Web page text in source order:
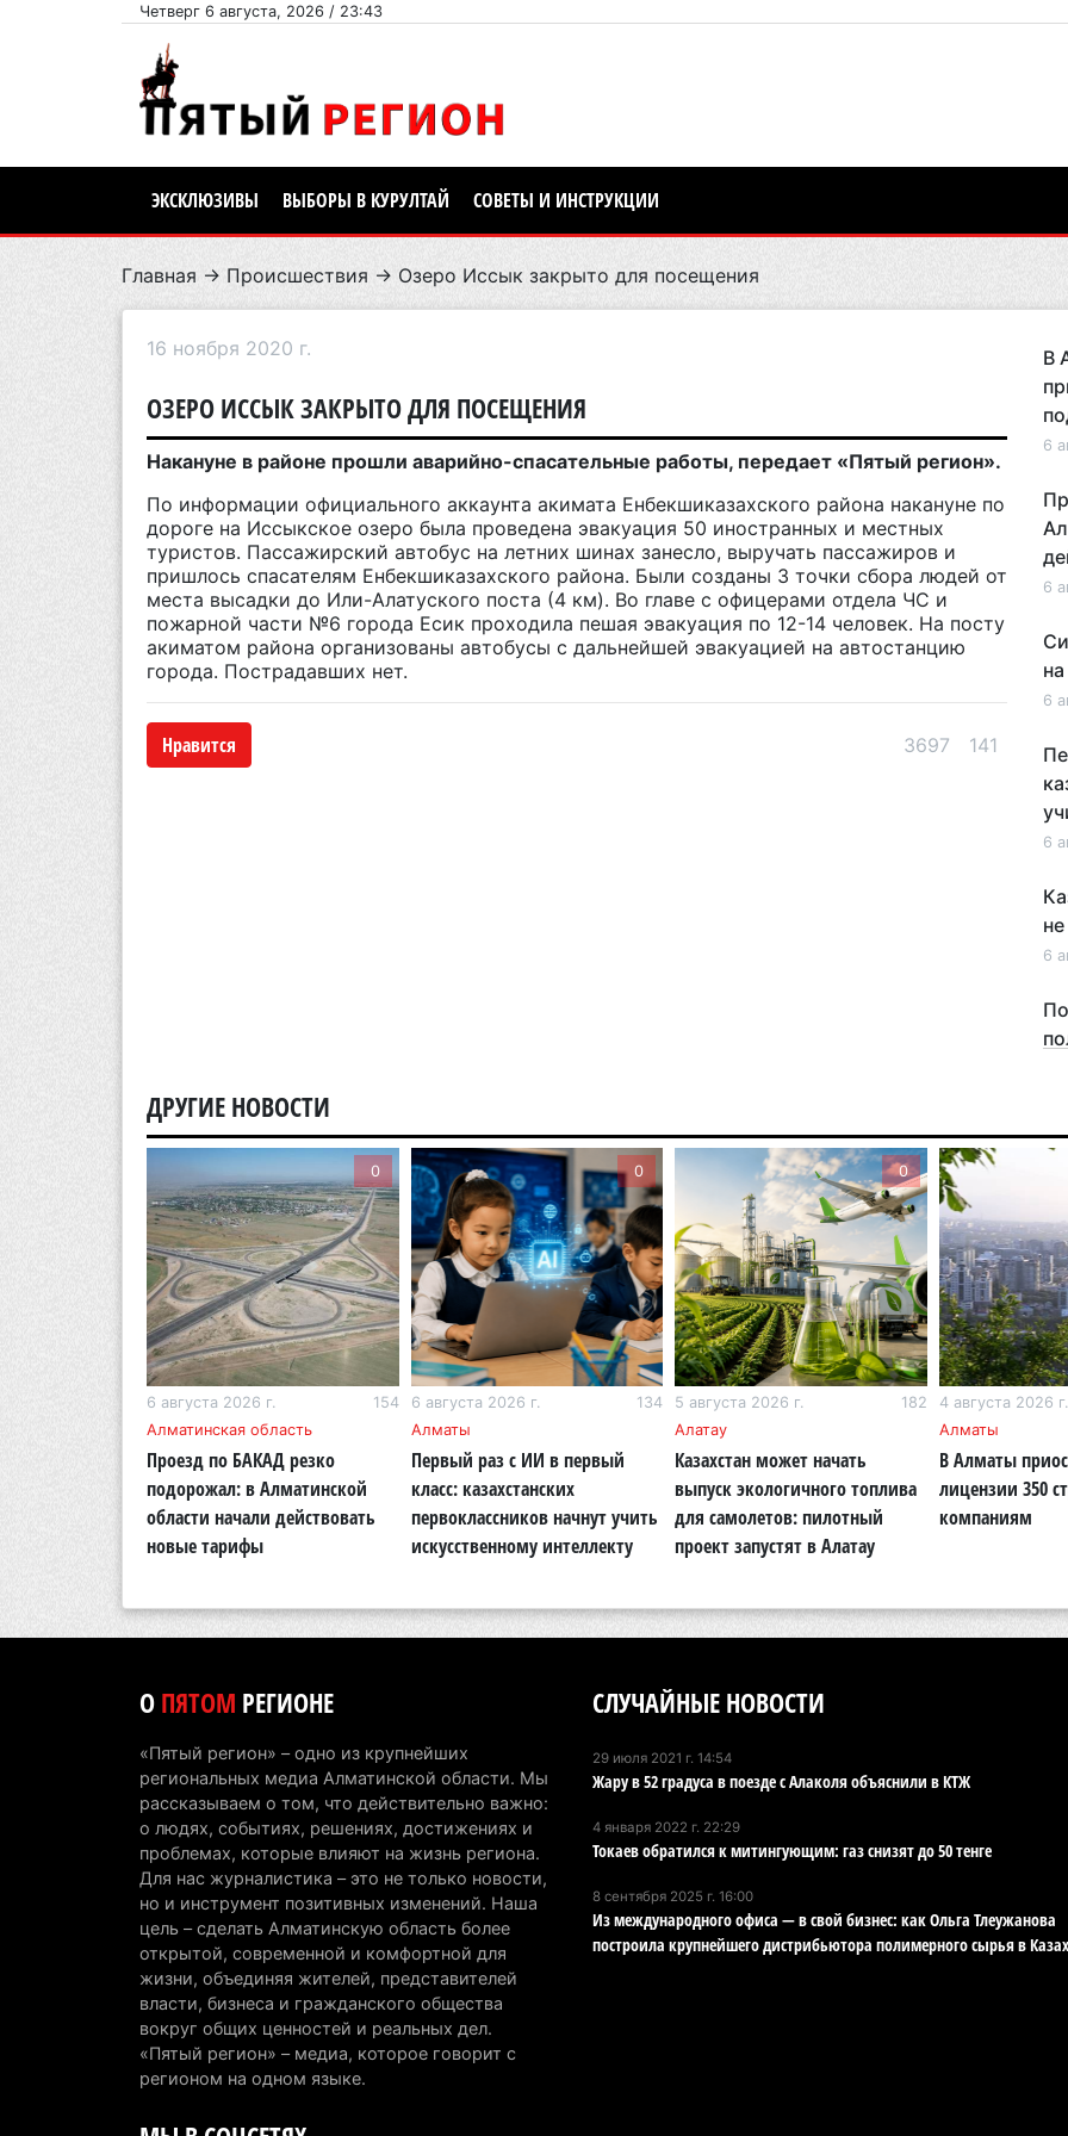
Четверг 6 августа, 2026 / 23:43
ЭКСКЛЮЗИВЫ ВЫБОРЫ В КУРУЛТАЙ СОВЕТЫ И ИНСТРУКЦИИ
Главная → Происшествия → Озеро Иссык закрыто для посещения
16 ноября 2020 г.
ОЗЕРО ИССЫК ЗАКРЫТО ДЛЯ ПОСЕЩЕНИЯ
Накануне в районе прошли аварийно-спасательные работы, передает «Пятый регион».
По информации официального аккаунта акимата Енбекшиказахского района накануне по
дороге на Иссыкское озеро была проведена эвакуация 50 иностранных и местных
туристов. Пассажирский автобус на летних шинах занесло, выручать пассажиров и
пришлось спасателям Енбекшиказахского района. Были созданы 3 точки сбора людей от
места высадки до Или-Алатуского поста (4 км). Во главе с офицерами отдела ЧС и
пожарной части №6 города Есик проходила пешая эвакуация по 12-14 человек. На посту
акиматом района организованы автобусы с дальнейшей эвакуацией на автостанцию
города. Пострадавших нет.
Нравится 3697 141
В
6
6
6
6
6
5
5
5
5
В
4
ДРУГИЕ НОВОСТИ
0
6 августа 2026 г.
154
Алматинская область
Проезд по БАКАД резко
подорожал: в Алматинской
области начали действовать
новые тарифы
0
6 августа 2026 г.
134
Алматы
Первый раз с ИИ в первый
класс: казахстанских
первоклассников начнут учить
искусственному интеллекту
0
5 августа 2026 г.
182
Алатау
Казахстан может начать
выпуск экологичного топлива
для самолетов: пилотный
проект запустят в Алатау
4 августа 2026 г.
Алматы
В Алматы
лицензии 350
компаниям
ОПЯТОМ РЕГИОНЕ
«Пятый регион» – одно из крупнейших
региональных медиа Алматинской области. Мы
рассказываем о том, что действительно важно:
о людях, событиях, решениях, достижениях и
проблемах, которые влияют на жизнь региона.
Для нас журналистика – это не только новости,
но и инструмент позитивных изменений. Наша
цель – сделать Алматинскую область более
открытой, современной и комфортной для
жизни, объединяя жителей, представителей
власти, бизнеса и гражданского общества
вокруг общих ценностей и реальных дел.
«Пятый регион» – медиа, которое говорит с
регионом на одном языке.
СЛУЧАЙНЫЕ НОВОСТИ
29 июля 2021 г. 14:54
Жару в 52 градуса в поезде с Алаколя объяснили в КТЖ
4 января 2022 г. 22:29
Токаев обратился к митингующим: газ снизят до 50 тенге
8 сентября 2025 г. 16:00
Из международного офиса — в свой бизнес: как Ольга Тлеужанова
построила крупнейшего дистрибьютора полимерного сырья в